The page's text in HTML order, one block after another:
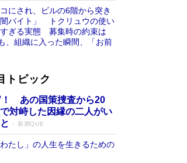
にされ、ビルの6階から突き
バイト」 トクリュウの使い
ぎる実態 募集時の約束は
、組織に入った瞬間、「お前
トピック
！ あの国策捜査から20
対峙した因縁の二人がい
新潮QUE
たし」の人生を生きるための